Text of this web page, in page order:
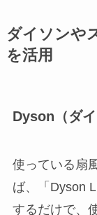
ダイソンや
を活用
Dyson（ダ
使っている扇
ば、「Dyson
するだけで、